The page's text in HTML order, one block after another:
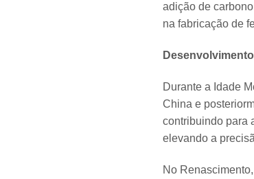
adição de
na fabricação de
Durante a Idade
China e
contribuindo para
elevando a
No